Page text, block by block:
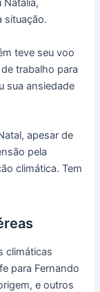
Natália,
situação.
teve seu voo
trabalho para
sua ansiedade
apesar de
pela
climática. Tem
climáticas
para Fernando
e outros